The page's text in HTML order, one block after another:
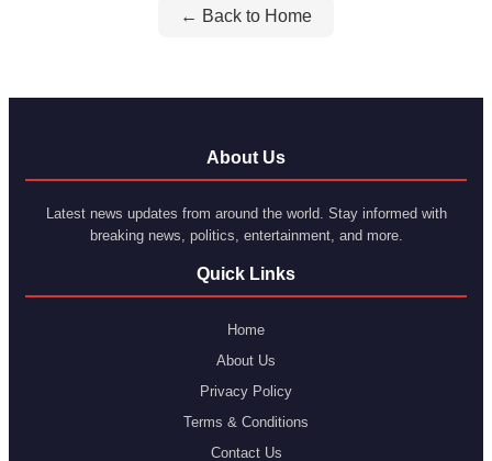
← Back to Home
About Us
Latest news updates from around the world. Stay informed with
breaking news, politics, entertainment, and more.
Quick Links
Home
About Us
Privacy Policy
Terms & Conditions
Contact Us